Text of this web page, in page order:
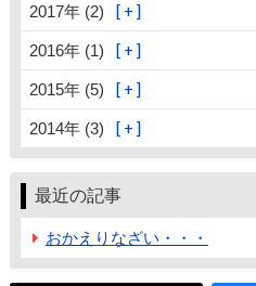
2017年 (2)
2016年 (1)
2015年 (5)
2014年 (3)
最近の記事
おかえりなざい・・・